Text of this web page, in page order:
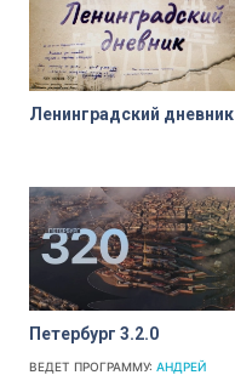
Ленинградский дневник
Петербург 3.2.0
ВЕДЕТ ПРОГРАММУ: АНДРЕЙ